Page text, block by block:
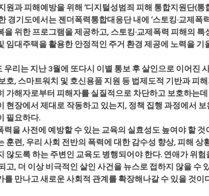
원과 피해예방을 위해 ‘디지털성범죄 피해 통합지원단(통
경기도에서는 젠더폭력통합대응단 내에 ‘스토킹·교제폭
을 위한 프로그램을 제공하고, 스토킹·교제폭력 피해의
임대주택을 활용한 안정적인 주거 환경 제공에 노력을 기
리는 지난 3월에 또다시 이별 통보 후 살인으로 이어진
호, 스마트워치 및 호신용품 지원 등 법제도적 기반과 피
가해자로부터 피해자를 실질적으로 차단하고 보호하는
현장에서 제대로 작동하고 있는지, 정책 집행 과정에서 보
필요하다.
을 사전에 예방할 수 있는 교육의 실효성도 높여야 할 것
훈련, 우리 사회 전반의 폭력에 대한 감수성 향상, 피해 상
않도록 하는 주변인 교육도 병행되어야 한다. 연애가 위
고, 더 이상 비극적인 살인 사건을 뉴스로 접하지 않을 수
를 만나고 새로운 사회적 관계를 확장해나갈 수 있을 것이